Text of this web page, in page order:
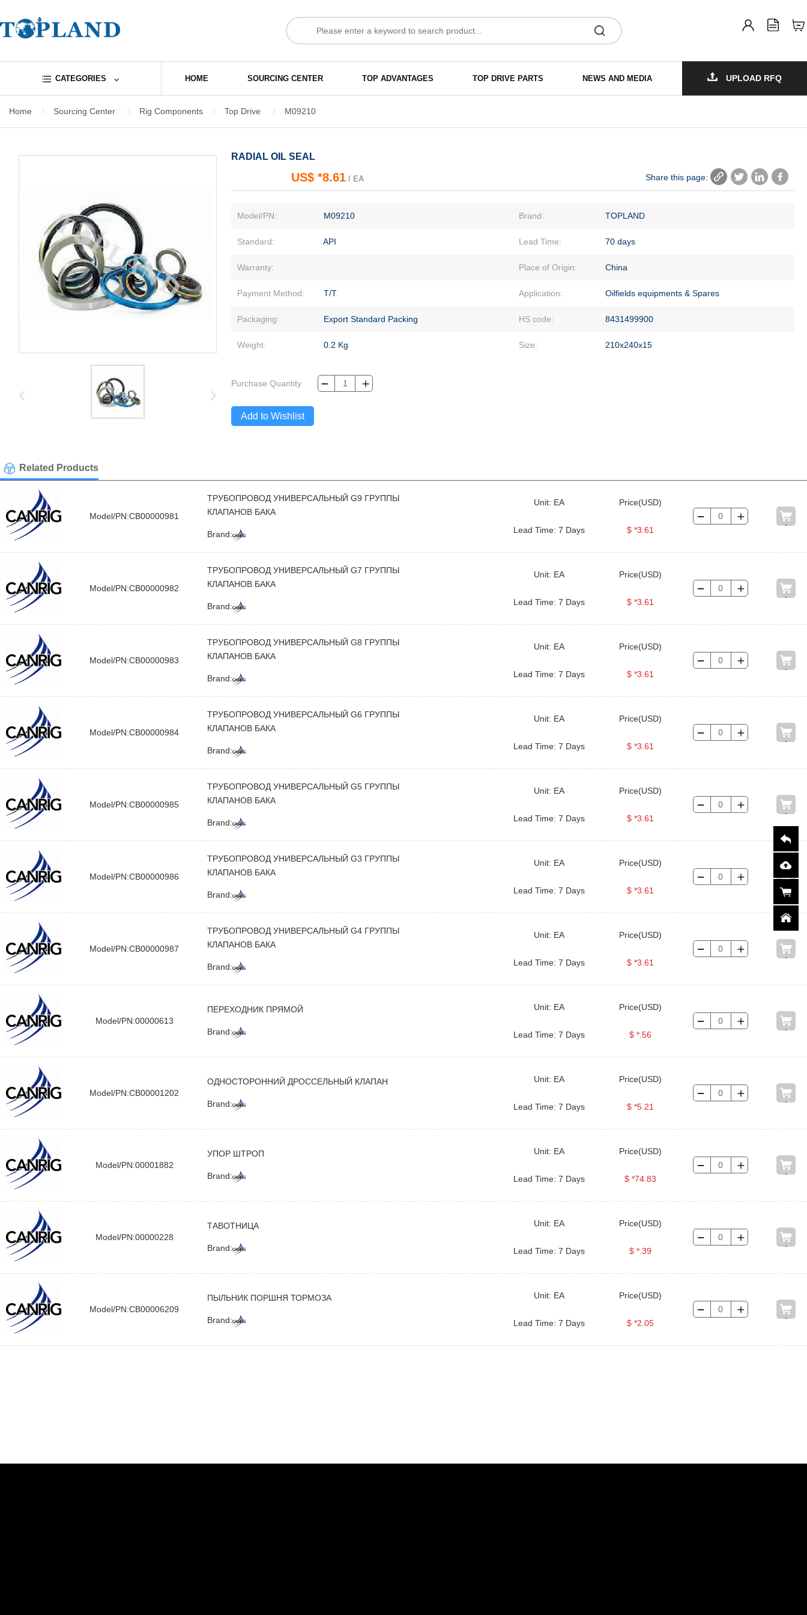
UPLOAD RFQ
CATEGORIES HOME SOURCING CENTER TOP ADVANTAGES TOP DRIVE PARTS NEWS AND MEDIA DOWNLOAD
Home Sourcing Center Rig Components Top Drive M09210
RADIAL OIL SEAL
Share this page:
US$ *8.61 EA
Model/PN: M09210 Brand: TOPLAND
Standard: API Lead Time: 70 days
Warranty: Place of Origin: China
Payment Method: T/T Application: Oilfields equipments & Spares
Packaging: Export Standard Packing HS code: 8431499900
Weight: 0.2 Kg Size: 210x240x15
Purchase Quantity
Add to Wishlist
Related Products
Model/PN:CB00000981
ТРУБОПРОВОД УНИВЕРСАЛЬНЫЙ G9 ГРУППЫ
КЛАПАНОВ БАКА
Brand:
Unit: EA
Lead Time: 7 Days
Price(USD)
$ *3.61
Model/PN:CB00000982
ТРУБОПРОВОД УНИВЕРСАЛЬНЫЙ G7 ГРУППЫ
КЛАПАНОВ БАКА
Brand:
Unit: EA
Lead Time: 7 Days
Price(USD)
$ *3.61
Model/PN:CB00000983
ТРУБОПРОВОД УНИВЕРСАЛЬНЫЙ G8 ГРУППЫ
КЛАПАНОВ БАКА
Brand:
Unit: EA
Lead Time: 7 Days
Price(USD)
$ *3.61
Model/PN:CB00000984
ТРУБОПРОВОД УНИВЕРСАЛЬНЫЙ G6 ГРУППЫ
КЛАПАНОВ БАКА
Brand:
Unit: EA
Lead Time: 7 Days
Price(USD)
$ *3.61
Model/PN:CB00000985
ТРУБОПРОВОД УНИВЕРСАЛЬНЫЙ G5 ГРУППЫ
КЛАПАНОВ БАКА
Brand:
Unit: EA
Lead Time: 7 Days
Price(USD)
$ *3.61
Model/PN:CB00000986
ТРУБОПРОВОД УНИВЕРСАЛЬНЫЙ G3 ГРУППЫ
КЛАПАНОВ БАКА
Brand:
Unit: EA
Lead Time: 7 Days
Price(USD)
$ *3.61
Model/PN:CB00000987
ТРУБОПРОВОД УНИВЕРСАЛЬНЫЙ G4 ГРУППЫ
КЛАПАНОВ БАКА
Brand:
Unit: EA
Lead Time: 7 Days
Price(USD)
$ *3.61
Model/PN:00000613
ПЕРЕХОДНИК ПРЯМОЙ
Brand:
Unit: EA
Lead Time: 7 Days
Price(USD)
$ *.56
Model/PN:CB00001202
ОДНОСТОРОННИЙ ДРОССЕЛЬНЫЙ КЛАПАН
Brand:
Unit: EA
Lead Time: 7 Days
Price(USD)
$ *5.21
Model/PN:00001882
УПОР ШТРОП
Brand:
Unit: EA
Lead Time: 7 Days
Price(USD)
$ *74.83
Model/PN:00000228
ТАВОТНИЦА
Brand:
Unit: EA
Lead Time: 7 Days
Price(USD)
$ *.39
Model/PN:CB00006209
ПЫЛЬНИК ПОРШНЯ ТОРМОЗА
Brand:
Unit: EA
Lead Time: 7 Days
Price(USD)
$ *2.05